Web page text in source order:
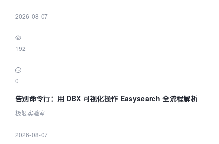
2026-08-07
192
0
告别命令行：用 DBX 可视化操作 Easysearch 全流程解析
极限实验室
2026-08-07